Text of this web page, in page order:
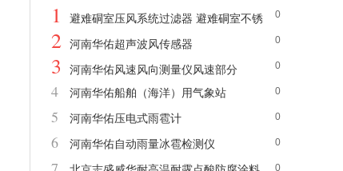
0
1
避难硐室压风系统过滤器 避难硐室不锈
钢过滤器
0
2 河南华佑超声波风传感器
0
3 河南华佑风速风向测量仪风速部分
0
4 河南华佑船舶（海洋）用气象站
0
5 河南华佑压电式雨雹计
0
6 河南华佑自动雨量冰雹检测仪
0